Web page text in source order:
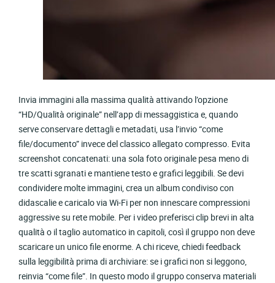
Invia immagini alla massima qualità attivando l’opzione
“HD/Qualità originale” nell’app di messaggistica e, quando
serve conservare dettagli e metadati, usa l’invio “come
file/documento” invece del classico allegato compresso. Evita
screenshot concatenati: una sola foto originale pesa meno di
tre scatti sgranati e mantiene testo e grafici leggibili. Se devi
condividere molte immagini, crea un album condiviso con
didascalie e caricalo via Wi-Fi per non innescare compressioni
aggressive su rete mobile. Per i video preferisci clip brevi in alta
qualità o il taglio automatico in capitoli, così il gruppo non deve
scaricare un unico file enorme. A chi riceve, chiedi feedback
sulla leggibilità prima di archiviare: se i grafici non si leggono,
reinvia “come file”. In questo modo il gruppo conserva materiali